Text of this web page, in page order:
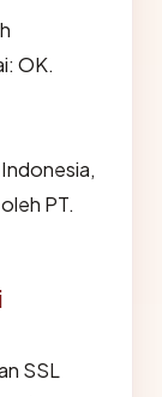
OK.
PT.
SSL